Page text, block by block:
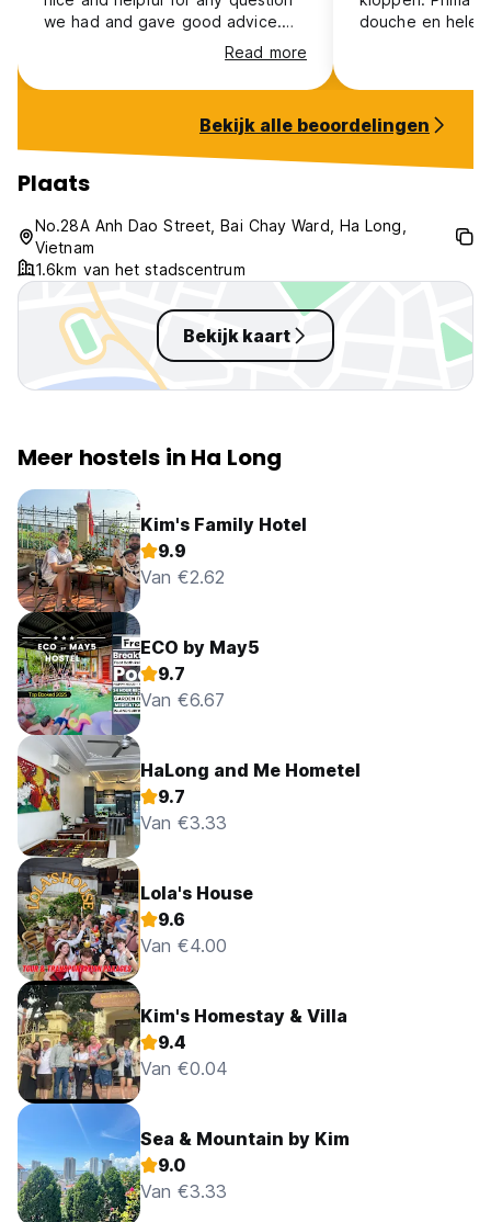
we had and gave good advice.
Breakfast was very good as well.
Everyone was very friendly and
we loved our stay there!
Read more
douche en hele
Bekijk alle beoordelingen
Plaats
No.28A Anh Dao Street, Bai Chay Ward, Ha Long,
Vietnam
1.6km van het stadscentrum
Bekijk kaart
Meer hostels in Ha Long
Kim's Family Hotel
9.9
Van €2.62
ECO by May5
9.7
Van €6.67
HaLong and Me Hometel
9.7
Van €3.33
Lola's House
9.6
Van €4.00
Kim's Homestay & Villa
9.4
Van €0.04
Sea & Mountain by Kim
9.0
Van €3.33